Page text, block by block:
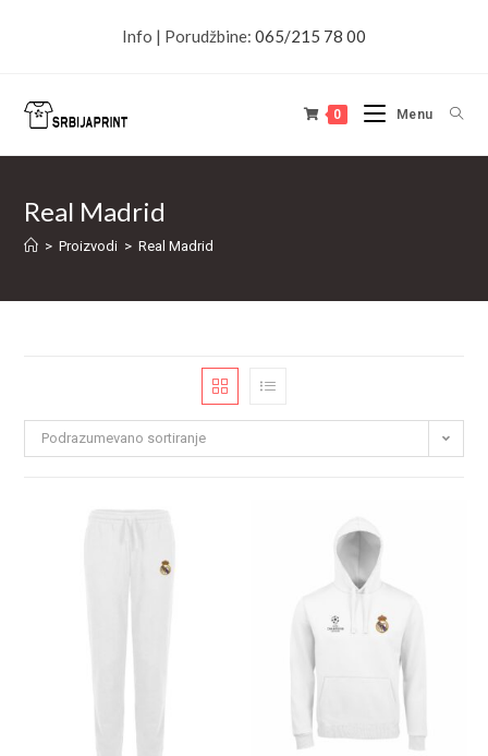
Info | Porudžbine: 065/215 78 00
0 Menu
Real Madrid
> Proizvodi > Real Madrid
Podrazumevano sortiranje